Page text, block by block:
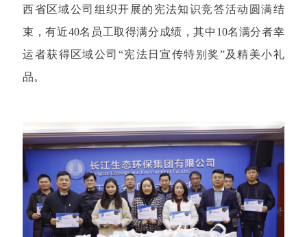
西省区域公司组织开展的宪法知识竞答活动圆满结
束，有近40名员工取得满分成绩，其中10名满分者幸
运者获得区域公司“宪法日宣传特别奖”及精美小礼
品。